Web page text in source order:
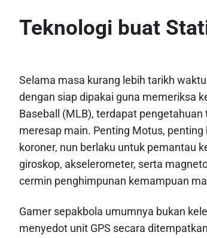
Teknologi buat
Selama masa kurang lebih tarikh
dengan siap dipakai guna memeriksa
Baseball (MLB), terdapat
meresap main. Penting Motus,
koroner, nun berlaku untuk pemantau
giroskop, akselerometer, serta
cermin penghimpunan kemampuan
Gamer sepakbola umumnya bukan
menyedot unit GPS secara